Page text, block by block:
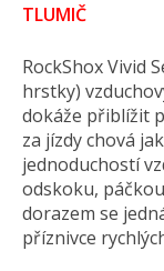
TLUMIČ
RockShox Vivid
hrstky)
dokáže přiblížit
za jízdy chová
jednoduchostí
odskoku,
dorazem se
příznivce